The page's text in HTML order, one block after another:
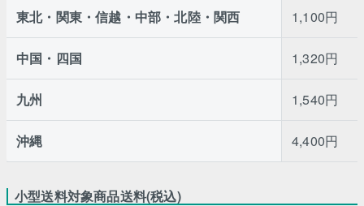
東北・関東・信越・中部・北陸・関西 1,100円
中国・四国 1,320円
九州 1,540円
沖縄 4,400円
小型送料対象商品送料(税込)